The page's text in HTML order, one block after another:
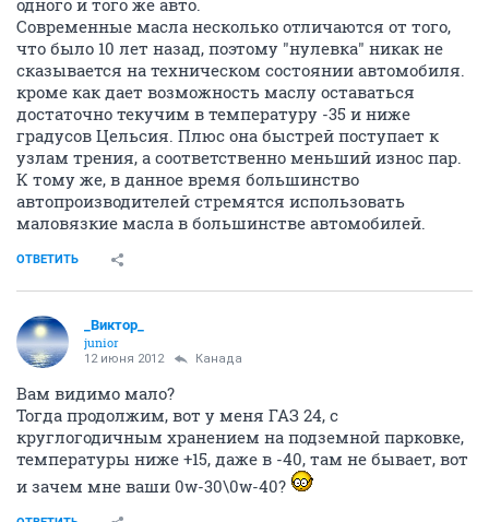
одного и того же авто.
Современные масла несколько отличаются от того,
что было 10 лет назад, поэтому "нулевка" никак не
сказывается на техническом состоянии автомобиля.
кроме как дает возможность маслу оставаться
достаточно текучим в температуру -35 и ниже
градусов Цельсия. Плюс она быстрей поступает к
узлам трения, а соответственно меньший износ пар.
К тому же, в данное время большинство
автопроизводителей стремятся использовать
маловязкие масла в большинстве автомобилей.
ОТВЕТИТЬ
_Виктор_
juniоr
12 июня 2012 Канада
Вам видимо мало?
Тогда продолжим, вот у меня ГАЗ 24, с
круглогодичным хранением на подземной парковке,
температуры ниже +15, даже в -40, там не бывает, вот
и зачем мне ваши 0w-30\0w-40?